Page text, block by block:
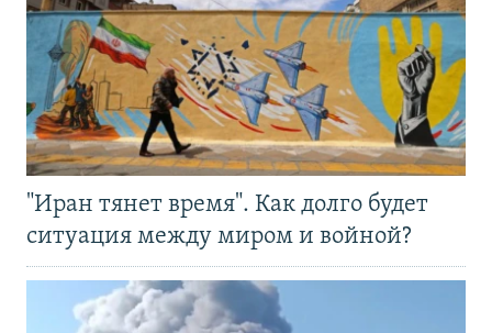
"Иран тянет время". Как долго будет
ситуация между миром и войной?